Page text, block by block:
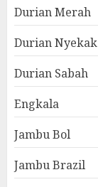
Durian Merah
Durian Nyekak
Durian Sabah
Engkala
Jambu Bol
Jambu Brazil